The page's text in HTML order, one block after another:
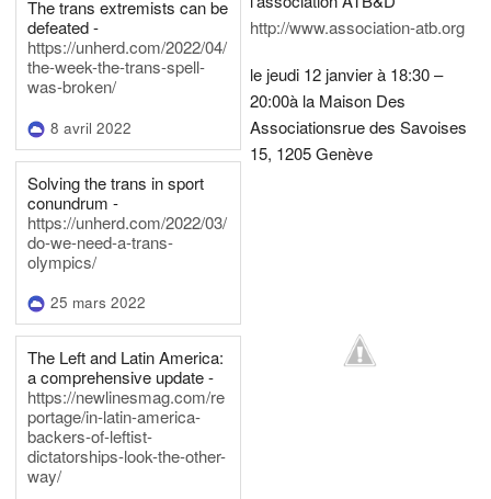
The trans extremists can be
defeated -
https://unherd.com/2022/04/
the-week-the-trans-spell-
was-broken/
8 avril 2022
Solving the trans in sport
conundrum -
https://unherd.com/2022/03/
do-we-need-a-trans-
olympics/
25 mars 2022
The Left and Latin America:
a comprehensive update -
https://newlinesmag.com/re
portage/in-latin-america-
backers-of-leftist-
dictatorships-look-the-other-
way/
http://www.association-atb.org
le jeudi 12 janvier à 18:30 –
20:00à la Maison Des
Associationsrue des Savoises
15, 1205 Genève